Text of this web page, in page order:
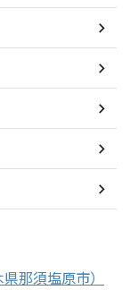
那須塩原市）